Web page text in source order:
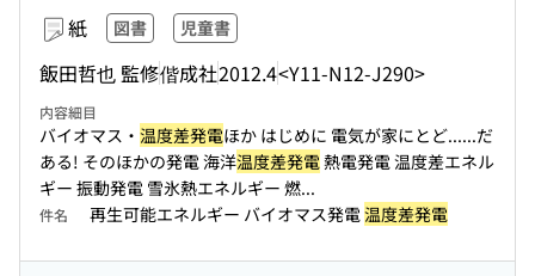
紙 図書 児童書
飯田哲也 監修偕成社2012.4<Y11-N12-J290>
内容細目
バイオマス・ 温度差発電ほか はじめに 電気が家にとど......だ
ある! そのほかの発電 海洋温度差発電熱電発電 温度差エネル
ギー 振動発電 雪氷熱エネルギー 燃...
件名 再生可能エネルギー バイオマス発電温度差発電